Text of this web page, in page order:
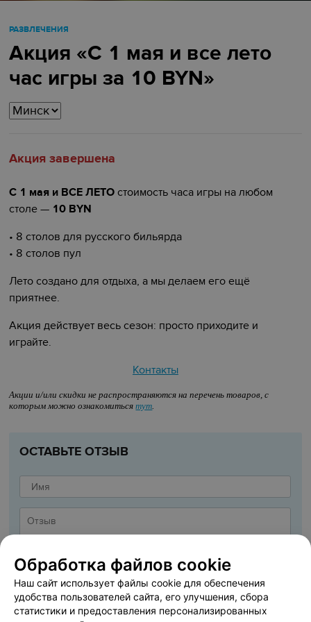
РАЗВЛЕЧЕНИЯ
Акция «С 1 мая и все лето
час игры за 10 BYN»
Акция завершена
С 1 мая и ВСЕ ЛЕТО стоимость часа игры на любом
столе — 10 BYN
• 8 столов для русского бильярда
• 8 столов пул
Лето создано для отдыха, а мы делаем его ещё
приятнее.
Акция действует весь сезон: просто приходите и
играйте.
Контакты
Акции и/или скидки не распространяются на перечень товаров, с
которым можно ознакомитьсятут.
ОСТАВЬТЕ ОТЗЫВ
Обработка файлов cookie
Наш сайт использует файлы cookie для обеспечения
удобства пользователей сайта, его улучшения, сбора
статистики и предоставления персонализированных